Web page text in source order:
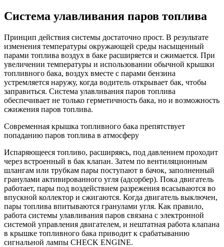
Система улавливания паров топлива
Принцип действия системы достаточно прост. В результате
изменения температуры окружающей среды насыщенный
парами топлива воздух в баке расширяется и сжимается. При
увеличении температуры и использовании обычной крышки
топливного бака, воздух вместе с парами бензина
устремляется наружу, когда водитель открывает бак, чтобы
заправиться. Система улавливания паров топлива
обеспечивает не только герметичность бака, но и возможность
сжижения паров топлива.
Современная крышка топливного бака препятствует
попаданию паров топлива в атмосферу
Испаряющееся топливо, расширяясь, под давлением проходит
через встроенный в бак клапан. Затем по вентиляционным
шлангам или трубкам пары поступают в бачок, заполненный
гранулами активированного угля (адсорбер). Пока двигатель
работает, пары под воздействием разрежения всасываются во
впускной коллектор и сжигаются. Когда двигатель выключен,
пары топлива впитываются гранулами угля. Как правило,
работа системы улавливания паров связана с электронной
системой управления двигателем, и нештатная работа клапана
в крышке топливного бака приводит к срабатыванию
сигнальной лампы CHECK ENGINE.